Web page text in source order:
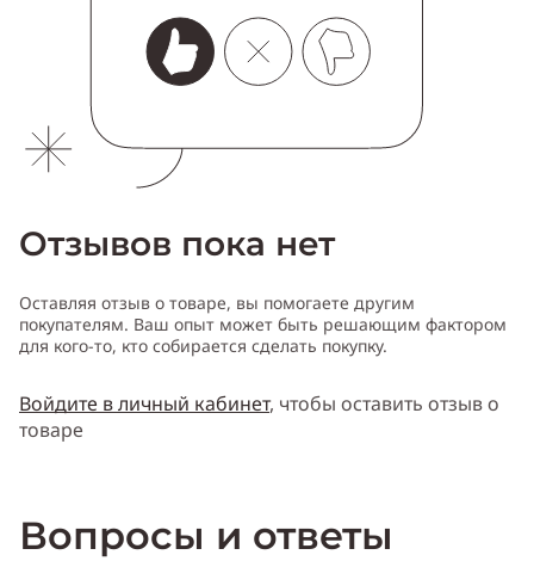
Отзывов пока нет
Оставляя отзыв о товаре, вы помогаете другим
покупателям. Ваш опыт может быть решающим фактором
для кого-то, кто собирается сделать покупку.
Войдите в личный кабинет, чтобы оставить отзыв о
товаре
Вопросы и ответы